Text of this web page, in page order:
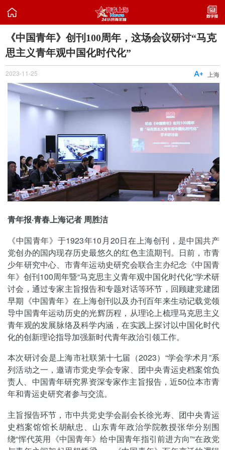

《中国青年》创刊100周年，这场会议研讨“马克
思主义青年观中国化时代化”
2023-11-25 上海

青年报·青春上海记者 周胜洁
《中国青年》于1923年10月20日在上海创刊，是中国共产
党创办的国内现存历史最悠久的红色主流期刊。日前，市青
少年研究中心、市青年运动史研究会联合主办纪念《中国青
年》创刊100周年暨“马克思主义青年观中国化时代化”学术研
讨会，通过专家主旨报告和专题对话等环节，回顾建党建团
早期《中国青年》在上海创刊以及办刊百年来生动记载党领
导中国青年运动历史的光辉历程，从理论上梳理马克思主义
青年观的发展脉络及科学内涵，在实践上探讨以中国化时代
化的创新理论指导加强新时代青年政治引领工作。
本次研讨会是上海市社联第十七届（2023）“学会学术月”系
列活动之一，邀请市党史学会专家、团中央青运史档案馆负
责人、中国青年研究界资深专家作主旨报告，近50位本市青
年和青运史研究者参与交流。
主旨报告环节，市中共党史学会副会长徐光寿、团中央青运
史档案馆馆长胡献忠、山东青年政治学院教授张华分别围
绕“恽代英用《中国青年》给中国青年指引前进方向”“在政党